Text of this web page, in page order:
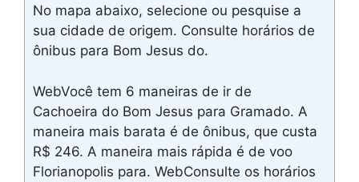
No mapa abaixo, selecione ou pesquise a
sua cidade de origem. Consulte horários de
ônibus para Bom Jesus do.
WebVocê tem 6 maneiras de ir de
Cachoeira do Bom Jesus para Gramado. A
maneira mais barata é de ônibus, que custa
R$ 246. A maneira mais rápida é de voo
Florianopolis para. WebConsulte os horários